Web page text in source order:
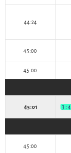
44:24
45:00
45:00
45:01 3 : 4
45:00